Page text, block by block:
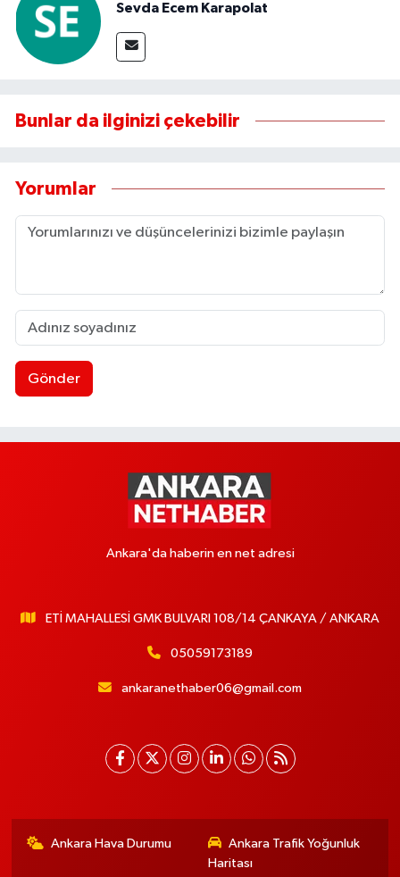
Sevda Ecem Karapolat
Bunlar da ilginizi çekebilir
Yorumlar
Gönder
Ankara'da haberin en net adresi
ETİ MAHALLESİ GMK BULVARI 108/14 ÇANKAYA / ANKARA
05059173189
ankaranethaber06@gmail.com
Ankara Hava Durumu
Ankara Trafik Yoğunluk
Haritası